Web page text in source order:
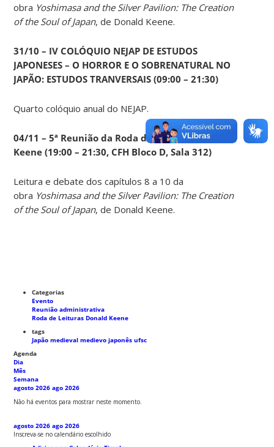
obra Yoshimasa and the Silver Pavilion: The Creation
of the Soul of Japan, de Donald Keene.
31/10 – IV COLÓQUIO NEJAP DE ESTUDOS
JAPONESES – O HORROR E O SOBRENATURAL NO
JAPÃO: ESTUDOS TRANVERSAIS (09:00 – 21:30)
Quarto colóquio anual do NEJAP.
04/11 – 5ª Reunião da Roda de Leituras Donald
Keene (19:00 – 21:30, CFH Bloco D, Sala 312)
Leitura e debate dos capítulos 8 a 10 da
obra Yoshimasa and the Silver Pavilion: The Creation
of the Soul of Japan, de Donald Keene.
Categorias
Evento
Reunião administrativa
Roda de Leituras Donald Keene
tags
Japão medievalmedievo japonêsufsc
Agenda
Dia
Mês
Semana
agosto 2026 ago 2026
Não há eventos para mostrar neste momento.
agosto 2026 ago 2026
Inscreva-se no calendário escolhido